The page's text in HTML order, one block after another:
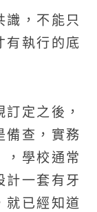
識，不能只
有執行的底
定之後，
備查，實務
，學校通常
計一套有牙
就已經知道